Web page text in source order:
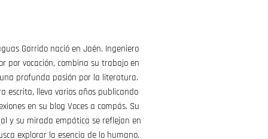
Garrido nació en Jaén. Ingeniero
por vocación, combina su trabajo en
profunda pasión por la literatura.
escrita, lleva varios años publicando
en su blog Voces a compás. Su
y su mirada empática se reflejan en
explorar la esencia de lo humano.